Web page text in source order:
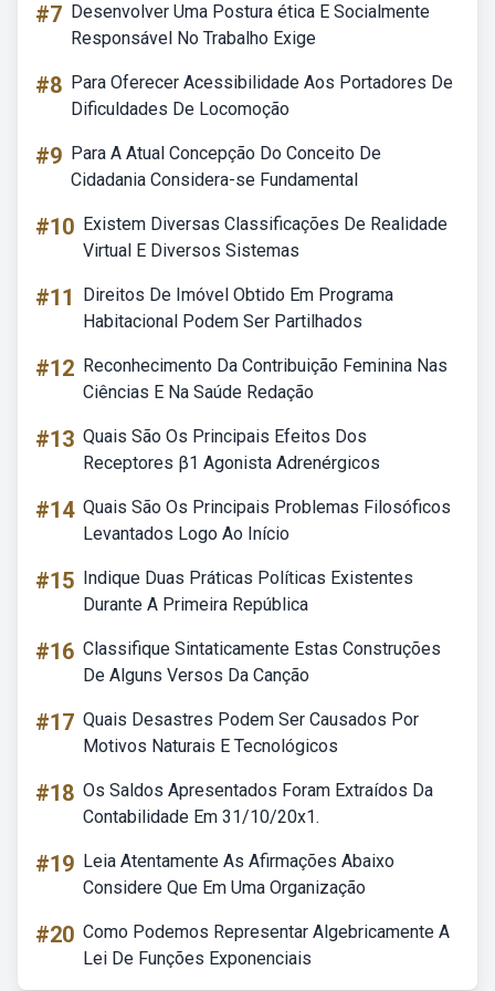
#7 Desenvolver Uma Postura ética E Socialmente
Responsável No Trabalho Exige
#8 Para Oferecer Acessibilidade Aos Portadores De
Dificuldades De Locomoção
#9 Para A Atual Concepção Do Conceito De
Cidadania Considera-se Fundamental
#10 Existem Diversas Classificações De Realidade
Virtual E Diversos Sistemas
#11
Direitos De Imóvel Obtido Em Programa
Habitacional Podem Ser Partilhados
#12 Reconhecimento Da Contribuição Feminina Nas
Ciências E Na Saúde Redação
#13 Quais São Os Principais Efeitos Dos
Receptores β1 Agonista Adrenérgicos
#14 Quais São Os Principais Problemas Filosóficos
Levantados Logo Ao Início
#15 Indique Duas Práticas Políticas Existentes
Durante A Primeira República
#16 Classifique Sintaticamente Estas Construções
De Alguns Versos Da Canção
#17 Quais Desastres Podem Ser Causados Por
Motivos Naturais E Tecnológicos
#18 Os Saldos Apresentados Foram Extraídos Da
Contabilidade Em 31/10/20x1.
#19 Leia Atentamente As Afirmações Abaixo
Considere Que Em Uma Organização
#20 Como Podemos Representar Algebricamente A
Lei De Funções Exponenciais